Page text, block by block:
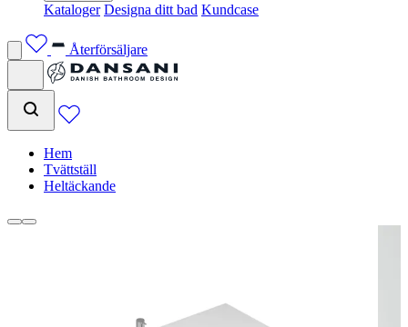
Kataloger Designa ditt bad Kundcase
Återförsäljare
Hem
Tvättställ
Heltäckande